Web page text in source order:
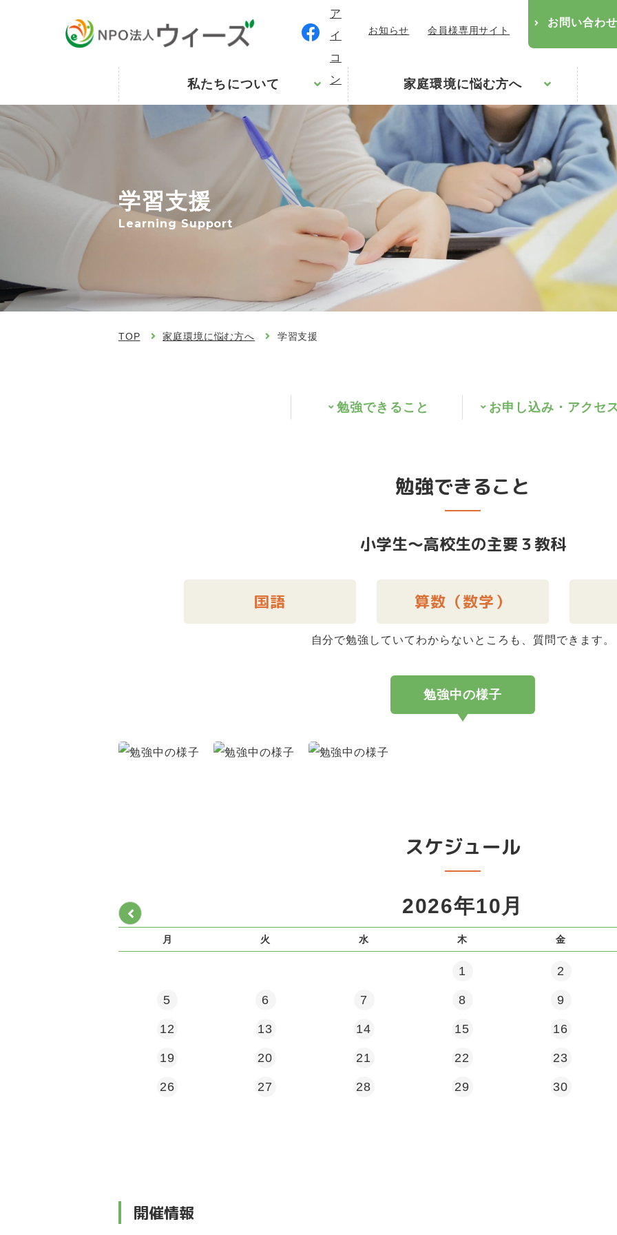
お知らせ 会員様専用サイト
お問い合わせ
私たちについて 家庭環境に悩む方へ
学習支援
Learning Support
TOP 家庭環境に悩む方へ 学習支援
勉強できること お申し込み・アクセ
勉強できること
小学生～高校生の主要３教科
国語 算数（数学）
自分で勉強していてわからないところも、質問できます。
勉強中の様子
スケジュール
2026年10月
月 火 水 木 金
1 2
5 6 7 8 9
12 13 14 15 16
19 20 21 22 23
26 27 28 29 30
開催情報